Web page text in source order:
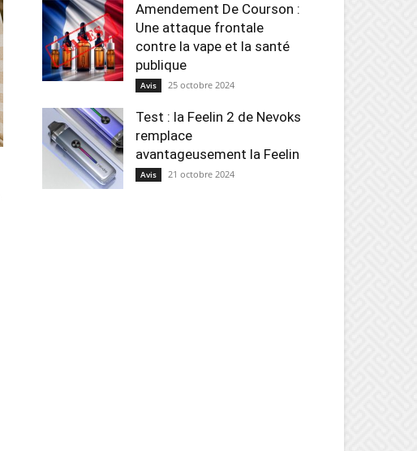
Amendement De Courson :
Une attaque frontale
contre la vape et la santé
publique
Avis 25 octobre 2024
Test : la Feelin 2 de Nevoks
remplace
avantageusement la Feelin
Avis 21 octobre 2024